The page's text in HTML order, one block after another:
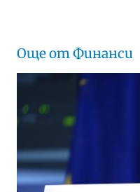
Още от Финанси